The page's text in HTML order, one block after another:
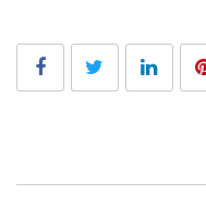
FacebookTwitter